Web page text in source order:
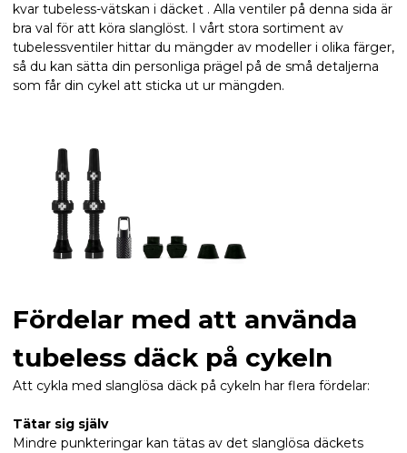
kvar tubeless-vätskan i däcket . Alla ventiler på denna sida är
bra val för att köra slanglöst. I vårt stora sortiment av
tubelessventiler hittar du mängder av modeller i olika färger,
så du kan sätta din personliga prägel på de små detaljerna
som får din cykel att sticka ut ur mängden.
Fördelar med att använda
tubeless däck på cykeln
Att cykla med slanglösa däck på cykeln har flera fördelar:
Tätar sig själv
Mindre punkteringar kan tätas av det slanglösa däckets